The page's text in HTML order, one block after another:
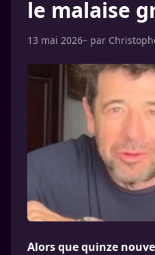
le malaise
13 mai 2026– par
Alors que quinze